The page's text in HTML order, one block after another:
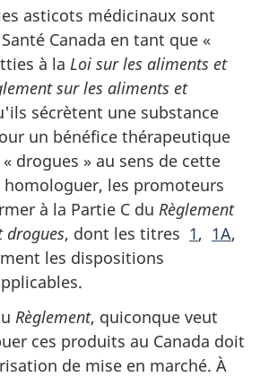
asticots médicinaux sont
Canada en tant que «
à la Loi sur les aliments et
sur les aliments et
sécrètent une substance
un bénéfice thérapeutique
drogues » au sens de cette
homologuer, les promoteurs
à la Partie C du Règlement
drogues, dont les titres 1, 1A,
les dispositions
Règlement, quiconque veut
ces produits au Canada doit
de mise en marché. À